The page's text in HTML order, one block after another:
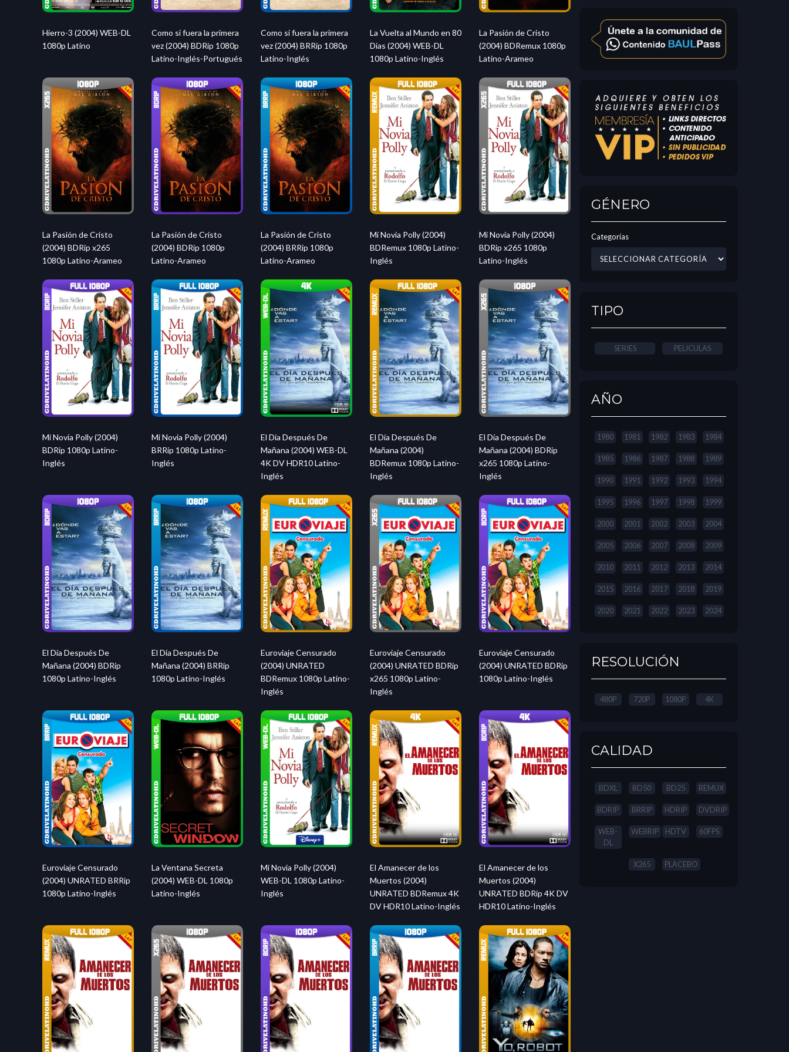
Hierro-3 (2004) WEB-DL
1080p Latino
Como si fuera la primera
vez (2004) BDRip 1080p
Latino-Inglés-Portugués
Como si fuera la primera
vez (2004) BRRip 1080p
Latino-Inglés
La Vuelta al Mundo en 80
Días (2004) WEB-DL
1080p Latino-Inglés
La Pasión de Cristo
(2004) BDRemux 1080p
Latino-Arameo
La Pasión de Cristo
(2004) BDRip x265
1080p Latino-Arameo
La Pasión de Cristo
(2004) BDRip 1080p
Latino-Arameo
La Pasión de Cristo
(2004) BRRip 1080p
Latino-Arameo
Mi Novia Polly (2004)
BDRemux 1080p Latino-
Inglés
Mi Novia Polly (2004)
BDRip x265 1080p
Latino-Inglés
Mi Novia Polly (2004)
BDRip 1080p Latino-
Inglés
Mi Novia Polly (2004)
BRRip 1080p Latino-
Inglés
El Día Después De
Mañana (2004) WEB-DL
4K DV HDR10 Latino-
Inglés
El Día Después De
Mañana (2004)
BDRemux 1080p Latino-
Inglés
El Día Después De
Mañana (2004) BDRip
x265 1080p Latino-
Inglés
El Día Después De
Mañana (2004) BDRip
1080p Latino-Inglés
El Día Después De
Mañana (2004) BRRip
1080p Latino-Inglés
Euroviaje Censurado
(2004) UNRATED
BDRemux 1080p Latino-
Inglés
Euroviaje Censurado
(2004) UNRATED BDRip
x265 1080p Latino-
Inglés
Euroviaje Censurado
(2004) UNRATED BDRip
1080p Latino-Inglés
Euroviaje Censurado
(2004) UNRATED BRRip
1080p Latino-Inglés
La Ventana Secreta
(2004) WEB-DL 1080p
Latino-Inglés
Mi Novia Polly (2004)
WEB-DL 1080p Latino-
Inglés
El Amanecer de los
Muertos (2004)
UNRATED BDRemux 4K
DV HDR10 Latino-Inglés
El Amanecer de los
Muertos (2004)
UNRATED BDRip 4K DV
HDR10 Latino-Inglés
GÉNERO
Categorías
TIPO
SERIES PELICULAS
AÑO
1980 1981 1982 1983 1984
1985 1986 1987 1988 1989
1990 1991 1992 1993 1994
1995 1996 1997 1998 1999
2000 2001 2002 2003 2004
2005 2006 2007 2008 2009
2010 2011 2012 2013 2014
2015 2016 2017 2018 2019
2020 2021 2022 2023 2024
RESOLUCIÓN
480P 720P 1080P 4K
CALIDAD
BDXL BD50 BD25 REMUX
BDRIP BRRIP HDRIP DVDRIP
WEB-
DL
WEBRIP HDTV 60FPS
X265 PLACEBO